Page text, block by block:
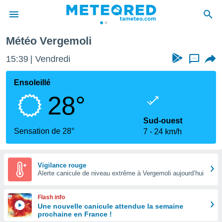
de
Météo Vergemoli
15:39 Vendredi ...
Ensoleillé
28°
Sensation de 28°
Sud-ouest
7
24 km/h
Vigilance rouge
Alerte canicule de niveau extrême à Vergemoli aujourd’hui
Flash info
Une nouvelle canicule attendue la semaine
prochaine en France !